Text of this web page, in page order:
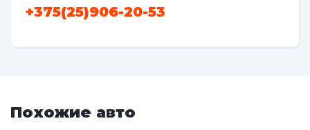
+375(25)906-20-53
Похожие авто